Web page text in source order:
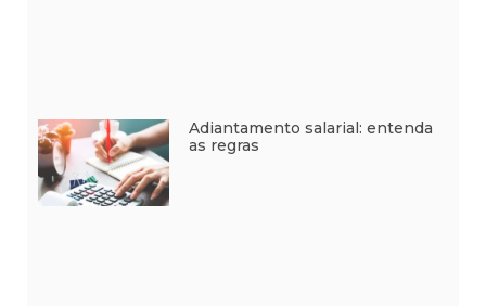
Adiantamento salarial: entenda
as regras